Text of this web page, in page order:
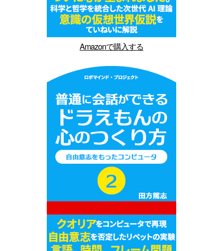
Amazonで購入する